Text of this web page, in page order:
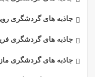
جاذبه های گردشگری
جاذبه های گردشگری
جاذبه های گردشگری